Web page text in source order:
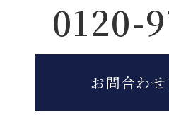
0120-
お問合わ